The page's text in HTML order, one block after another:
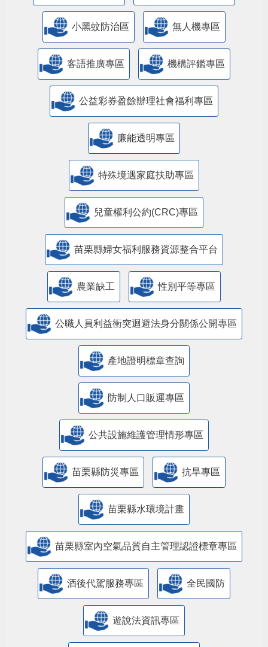
小黑蚊防治區 無人機專區
客語推廣專區 機構評鑑專區
公益彩券盈餘辦理社會福利專區
廉能透明專區
特殊境遇家庭扶助專區
兒童權利公約(CRC)專區
苗栗縣婦女福利服務資源整合平台
農業缺工 性別平等專區
公職人員利益衝突迴避法身分關係公開專區
產地證明標章查詢
防制人口販運專區
​公共設施維護管理情形專區
苗栗縣防災專區 抗旱專區
苗栗縣水環境計畫
苗栗縣室內空氣品質自主管理認證標章專區
酒後代駕服務專區 全民國防
遊說法資訊專區